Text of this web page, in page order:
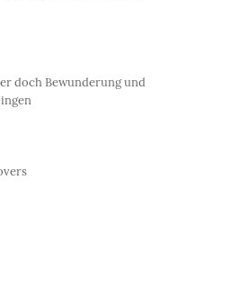
doch Bewunderung und